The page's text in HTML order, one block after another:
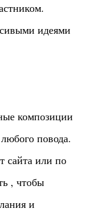
идеями
композиции
повода.
сайта или по
, чтобы
и